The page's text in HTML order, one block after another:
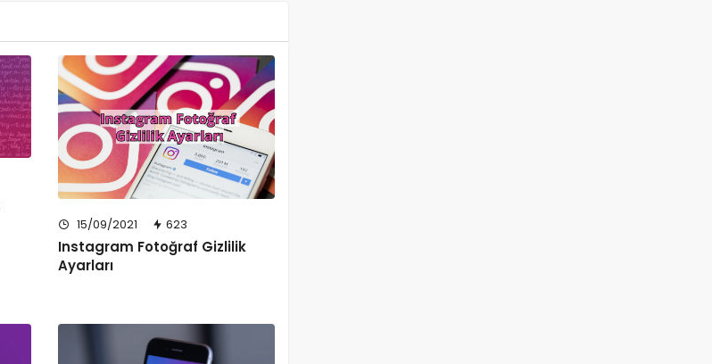
15/09/2021 623
Instagram Fotoğraf Gizlilik
Ayarları